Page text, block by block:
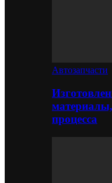
Автозапчасти
процесса